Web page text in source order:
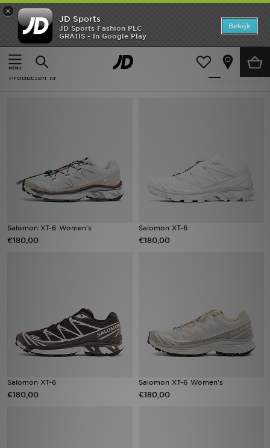
×
JD Sports
JD Sports Fashion PLC
GRATIS - In Google Play
Bekijk
Thuis
Salomon XT-6
Salomon XT-6
Producten 19
Salomon XT-6 Women's
€180,00
Salomon XT-6
€180,00
Salomon XT-6
€180,00
Salomon XT-6 Women's
€180,00
Home
Offers
New In
Collecties
Sports
Bestelling traceren
Mijn JD
Klantenservice